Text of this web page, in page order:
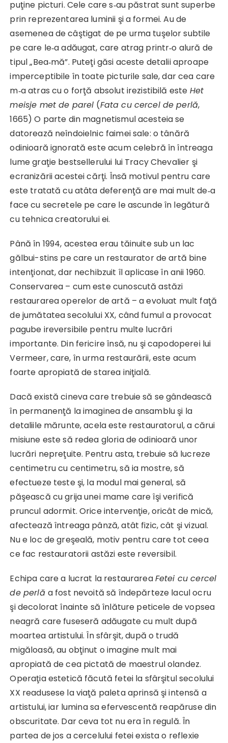
puţine picturi. Cele care s‑au păstrat sunt superbe
prin reprezentarea luminii şi a formei. Au de
asemenea de câştigat de pe urma tuşelor subtile
pe care le‑a adăugat, care atrag printr‑o alură de
tipul „Bea‑mă”. Puteţi găsi aceste detalii aproape
imperceptibile în toate picturile sale, dar cea care
m‑a atras cu o forţă absolut irezistibilă este Het
meisje met de parel (Fata cu cercel de perlă,
1665) O parte din magnetismul acesteia se
datorează neîndoielnic faimei sale: o tânără
odinioară ignorată este acum celebră în întreaga
lume graţie bestsellerului lui Tracy Chevalier şi
ecranizării acestei cărţi. Însă motivul pentru care
este tratată cu atâta deferenţă are mai mult de‑a
face cu secretele pe care le ascunde în legătură
cu tehnica creatorului ei.
Până în 1994, acestea erau tăinuite sub un lac
gălbui-stins pe care un restaurator de artă bine
intenţionat, dar nechibzuit îl aplicase în anii 1960.
Conservarea – cum este cunoscută astăzi
restaurarea operelor de artă – a evoluat mult faţă
de jumătatea secolului XX, când fumul a provocat
pagube ireversibile pentru multe lucrări
importante. Din fericire însă, nu şi capodoperei lui
Vermeer, care, în urma restaurării, este acum
foarte apropiată de starea iniţială.
Dacă există cineva care trebuie să se gândească
în permanenţă la imaginea de ansamblu şi la
detaliile mărunte, acela este restauratorul, a cărui
misiune este să redea gloria de odinioară unor
lucrări nepreţuite. Pentru asta, trebuie să lucreze
centimetru cu centimetru, să ia mostre, să
efectueze teste şi, la modul mai general, să
păşească cu grija unei mame care îşi verifică
pruncul adormit. Orice intervenţie, oricât de mică,
afectează întreaga pânză, atât fizic, cât şi vizual.
Nu e loc de greşeală, motiv pentru care tot ceea
ce fac restauratorii astăzi este reversibil.
Echipa care a lucrat la restaurareaFetei cu cercel
de perlă a fost nevoită să îndepărteze lacul ocru
şi decolorat înainte să înlăture peticele de vopsea
neagră care fuseseră adăugate cu mult după
moartea artistului. În sfârşit, după o trudă
migăloasă, au obţinut o imagine mult mai
apropiată de cea pictată de maestrul olandez.
Operaţia estetică făcută fetei la sfârşitul secolului
XX readusese la viaţă paleta aprinsă şi intensă a
artistului, iar lumina sa efervescentă reapăruse din
obscuritate. Dar ceva tot nu era în regulă. În
partea de jos a cercelului fetei exista o reflexie